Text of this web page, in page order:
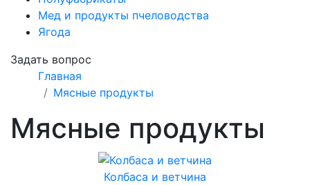
Мед и продукты пчеловодства
Ягода
Задать вопрос
Главная
Мясные продукты
Мясные продукты
Колбаса и ветчина